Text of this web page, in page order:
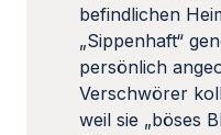
befindlichen
„Sippenhaft“
persönlich
Verschwörer
weil sie „böses